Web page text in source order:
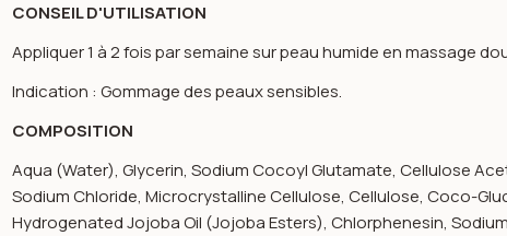
image gallery for Gommage douceur peaux sensibles 200ml -
CONSEIL D'UTILISATION
Appliquer 1 à 2 fois par semaine sur peau humide en massage
Indication : Gommage des peaux sensibles.
COMPOSITION
Aqua (Water), Glycerin, Sodium Cocoyl Glutamate, Cellulose
Sodium Chloride, Microcrystalline Cellulose, Cellulose, Coco-
Hydrogenated Jojoba Oil (Jojoba Esters), Chlorphenesin,